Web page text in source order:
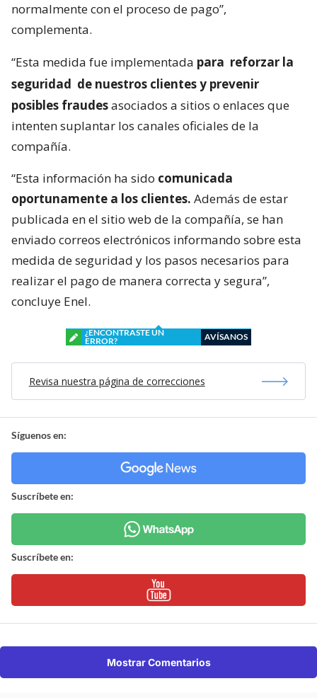
normalmente con el proceso de pago”,
complementa.
“Esta medida fue implementada para reforzar la
seguridad de nuestros clientes y prevenir
posibles fraudesasociados a sitios o enlaces que
intenten suplantar los canales oficiales de la
compañía.
“Esta información ha sido comunicada
oportunamente a los clientes. Además de estar
publicada en el sitio web de la compañía, se han
enviado correos electrónicos informando sobre esta
medida de seguridad y los pasos necesarios para
realizar el pago de manera correcta y segura”,
concluye Enel.
¿ENCONTRASTE UN
ERROR?
AVÍSANOS
Revisa nuestra página de correcciones
Síguenos en:
Suscríbete en:
Suscríbete en:
Mostrar Comentarios